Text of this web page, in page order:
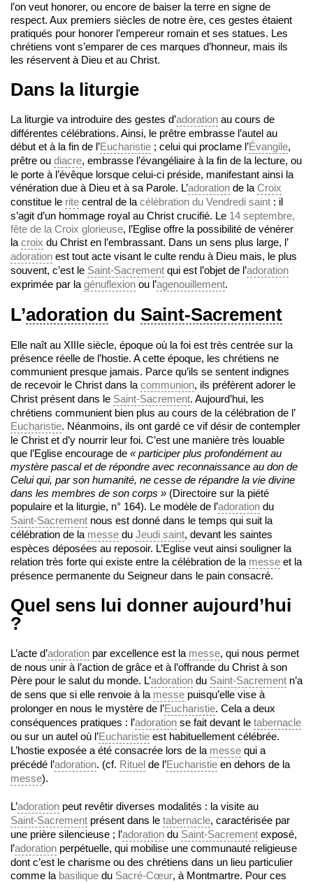
l’on veut honorer, ou encore de baiser la terre en signe de
respect. Aux premiers siècles de notre ère, ces gestes étaient
pratiqués pour honorer l’empereur romain et ses statues. Les
chrétiens vont s’emparer de ces marques d’honneur, mais ils
les réservent à Dieu et au Christ.
Dans la liturgie
La liturgie va introduire des gestes d’adoration au cours de
différentes célébrations. Ainsi, le prêtre embrasse l’autel au
début et à la fin de l’Eucharistie ; celui qui proclame l’Évangile,
prêtre ou diacre, embrasse l’évangéliaire à la fin de la lecture, ou
le porte à l’évêque lorsque celui-ci préside, manifestant ainsi la
vénération due à Dieu et à sa Parole. L’adoration de la Croix
constitue le rite central de la célébration du Vendredi saint : il
s’agit d’un hommage royal au Christ crucifié. Le 14 septembre,
fête de la Croix glorieuse, l’Eglise offre la possibilité de vénérer
la croix du Christ en l’embrassant. Dans un sens plus large, l’
adoration est tout acte visant le culte rendu à Dieu mais, le plus
souvent, c’est le Saint-Sacrement qui est l’objet de l’adoration
exprimée par la génuflexion ou l’agenouillement.
L’adoration du Saint-Sacrement
Elle naît au XIIIe siècle, époque où la foi est très centrée sur la
présence réelle de l’hostie. A cette époque, les chrétiens ne
communient presque jamais. Parce qu’ils se sentent indignes
de recevoir le Christ dans la communion, ils préfèrent adorer le
Christ présent dans le Saint-Sacrement. Aujourd’hui, les
chrétiens communient bien plus au cours de la célébration de l’
Eucharistie. Néanmoins, ils ont gardé ce vif désir de contempler
le Christ et d’y nourrir leur foi. C’est une manière très louable
que l’Eglise encourage de « participer plus profondément au
mystère pascal et de répondre avec reconnaissance au don de
Celui qui, par son humanité, ne cesse de répandre la vie divine
dans les membres de son corps » (Directoire sur la piété
populaire et la liturgie, n° 164). Le modèle de l’adoration du
Saint-Sacrement nous est donné dans le temps qui suit la
célébration de la messe du Jeudi saint, devant les saintes
espèces déposées au reposoir. L’Eglise veut ainsi souligner la
relation très forte qui existe entre la célébration de la messe et la
présence permanente du Seigneur dans le pain consacré.
Quel sens lui donner aujourd’hui
?
L’acte d’adoration par excellence est la messe, qui nous permet
de nous unir à l’action de grâce et à l’offrande du Christ à son
Père pour le salut du monde. L’adoration du Saint-Sacrement n’a
de sens que si elle renvoie à la messe puisqu’elle vise à
prolonger en nous le mystère de l’Eucharistie. Cela a deux
conséquences pratiques : l’adoration se fait devant le tabernacle
ou sur un autel où l’Eucharistie est habituellement célébrée.
L’hostie exposée a été consacrée lors de la messe qui a
précédé l’adoration. (cf. Rituel de l’Eucharistie en dehors de la
messe).
L’adoration peut revêtir diverses modalités : la visite au
Saint-Sacrement présent dans le tabernacle, caractérisée par
une prière silencieuse ; l’adoration du Saint-Sacrement exposé,
l’adoration perpétuelle, qui mobilise une communauté religieuse
dont c’est le charisme ou des chrétiens dans un lieu particulier
comme la basilique du Sacré-Cœur, à Montmartre. Pour ces